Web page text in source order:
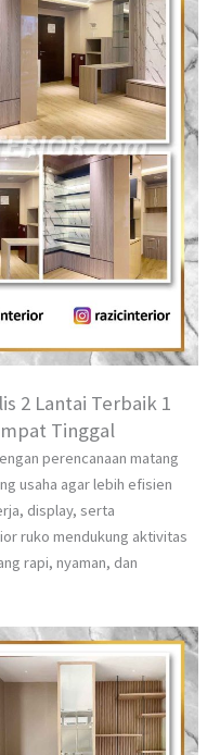
2 Lantai Terbaik 1
Tinggal
perencanaan matang
usaha agar lebih efisien
display, serta
ruko mendukung aktivitas
rapi, nyaman, dan